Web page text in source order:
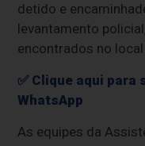
detido e
levantamento
encontrados no
✅ Clique aqui
WhatsApp
As equipes da